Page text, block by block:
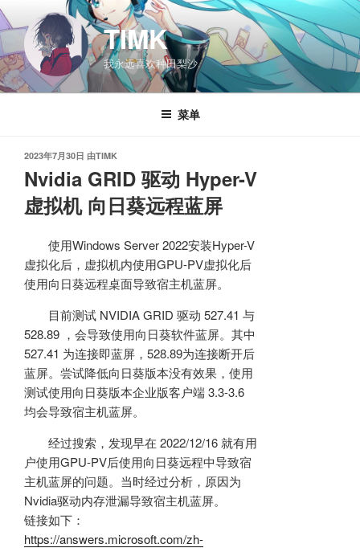
跳
至
内
容
TIMK
我永远喜欢种田梨沙
菜单
发
布
于
2023年7月30日 由TIMK
Nvidia GRID 驱动 Hyper-V
虚拟机 向日葵远程蓝屏
使用Windows Server 2022安装Hyper-V
虚拟化后，虚拟机内使用GPU-PV虚拟化后
使用向日葵远程桌面导致宿主机蓝屏。
目前测试 NVIDIA GRID 驱动 527.41 与
528.89 ，会导致使用向日葵软件蓝屏。其中
527.41 为连接即蓝屏，528.89为连接断开后
蓝屏。尝试降低向日葵版本没有效果，使用
测试使用向日葵版本企业版客户端 3.3-3.6
均会导致宿主机蓝屏。
经过搜索，发现早在 2022/12/16 就有用
户使用GPU-PV后使用向日葵远程中导致宿
主机蓝屏的问题。当时经过分析，原因为
Nvidia驱动内存泄漏导致宿主机蓝屏。
链接如下：
https://answers.microsoft.com/zh-